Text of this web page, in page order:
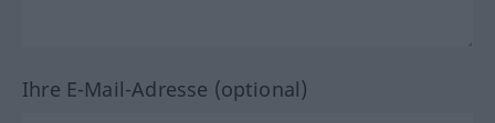
Ihre E-Mail-Adresse (optional)